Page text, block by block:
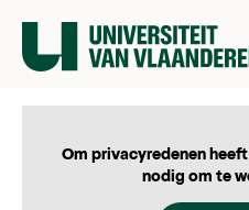
Om privacyredenen
nodig om te